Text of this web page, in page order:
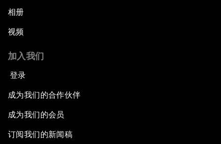
相册
视频
加入我们
登录
成为我们的合作伙伴
成为我们的会员
订阅我们的新闻稿